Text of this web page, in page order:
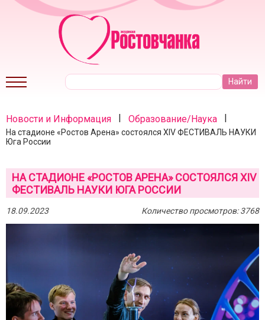
Новости и Информация | Образование/Наука |
На стадионе «Ростов Арена» состоялся XIV ФЕСТИВАЛЬ НАУКИ
Юга России
НА СТАДИОНЕ «РОСТОВ АРЕНА» СОСТОЯЛСЯ XIV
ФЕСТИВАЛЬ НАУКИ ЮГА РОССИИ
18.09.2023 Количество просмотров: 3768